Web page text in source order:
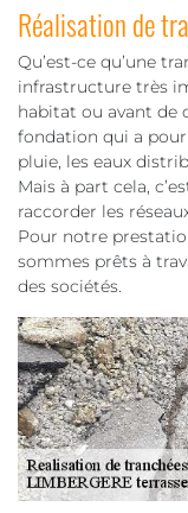
Réalisation de
Qu’est-ce qu’une
infrastructure très
habitat ou avant de
fondation qui a
pluie, les eaux
Mais à part cela,
raccorder les
Pour notre
sommes prêts à
des sociétés.